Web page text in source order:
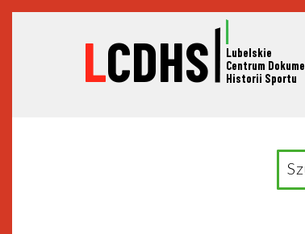
LCDHS
Lubelskie
Centrum
Historii Sportu
for: